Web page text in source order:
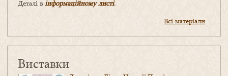
Деталі в інформаційному листі.
Всі матеріали
Виставки